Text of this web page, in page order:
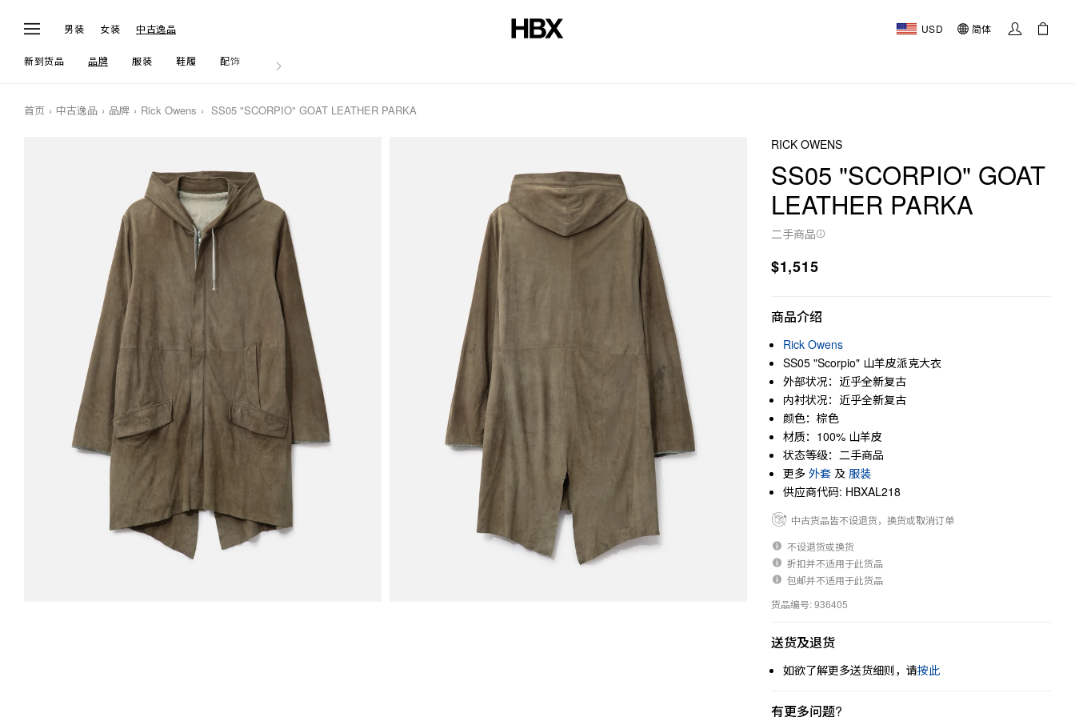
男装 女装 中古逸品 USD 简体
新到货品 品牌 服装 鞋履 配饰 生活
首页 中古逸品 品牌 Rick Owens SS05 "SCORPIO" GOAT LEATHER PARKA
RICK OWENS
SS05 "SCORPIO" GOAT
LEATHER PARKA
二手商品
$1,515
商品介绍
Rick Owens
SS05 "Scorpio" 山羊皮派克大衣
外部状况：近乎全新复古
内衬状况：近乎全新复古
颜色：棕色
材质：100% 山羊皮
状态等级：二手商品
更多 外套 及 服装
供应商代码: HBXAL218
中古货品皆不设退货，换货或取消订单
不设退货或换货
折扣并不适用于此货品
包邮并不适用于此货品
货品编号: 936405
送货及退货
如欲了解更多送货细则，请按此
有更多问题?